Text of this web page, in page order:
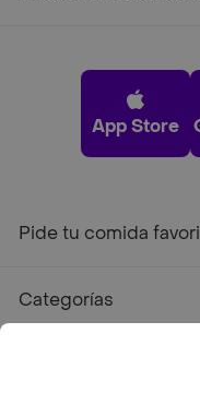
App Store
Pide tu comida
Categorías